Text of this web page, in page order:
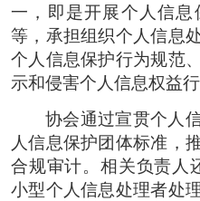
一，即是开展个人信
等，承担组织个人信息
个人信息保护行为规范
示和侵害个人信息权益
协会通过宣贯个人
人信息保护团体标准，
合规审计。相关负责人
小型个人信息处理者处